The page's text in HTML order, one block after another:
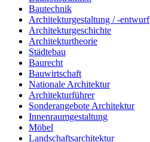
Bautechnik
Architekturgestaltung / -entwurf
Architekturgeschichte
Architekturtheorie
Städtebau
Baurecht
Bauwirtschaft
Nationale Architektur
Architekturführer
Sonderangebote Architektur
Innenraumgestaltung
Möbel
Landschaftsarchitektur